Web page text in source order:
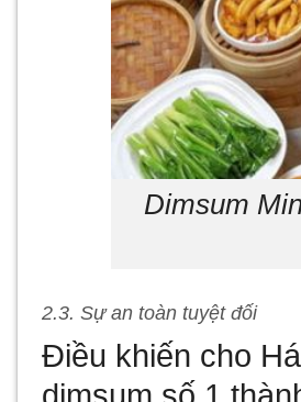
Dimsum
2.3. Sự an toàn tuyệt đối
Điều khiến cho